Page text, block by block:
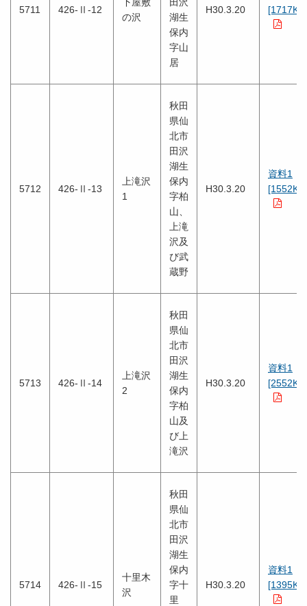
5711 426-Ⅱ-12
の沢
湖生
保内
字山
居
H30.3.20 [1717KB]
5712 426-Ⅱ-13
上滝沢
1
秋田
県仙
北市
田沢
湖生
保内
字柏
山、
上滝
沢及
び武
蔵野
H30.3.20
資料1
[1552KB]
5713 426-Ⅱ-14
上滝沢
2
秋田
県仙
北市
田沢
湖生
保内
字柏
山及
び上
滝沢
H30.3.20
資料1
[2552KB]
5714 426-Ⅱ-15
十里木
沢
秋田
県仙
北市
田沢
湖生
保内
字十
里
H30.3.20
資料1
[1395KB]